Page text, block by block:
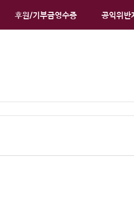
후원/기부금영수증 공익위반